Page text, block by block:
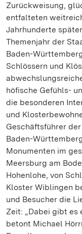
Zurückweisung,
entfalteten
Jahrhunderte
Themenjahr der
Baden-
Schlössern und
höfische Gefühls-
die besonderen
und
Geschäftsführer
Baden-
Monumenten im
Meersburg am
Hohenlohe, von
Kloster Wiblingen
und Besucher die
Zeit: „Dabei gibt es
betont Michael